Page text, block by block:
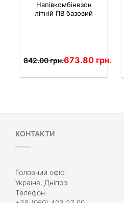
Напівкомбінезон
літній ПВ базовий
673.80 грн.
842.00 грн.
КОНТАКТИ
Головний офіс:
Україна, Дніпро
Телефон: